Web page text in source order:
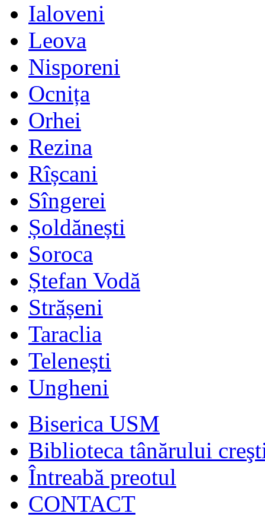
Ialoveni
Leova
Nisporeni
Ocnița
Orhei
Rezina
Rîșcani
Sîngerei
Șoldănești
Soroca
Ștefan Vodă
Strășeni
Taraclia
Telenești
Ungheni
Biserica USM
Biblioteca tânărului
Întreabă preotul
CONTACT